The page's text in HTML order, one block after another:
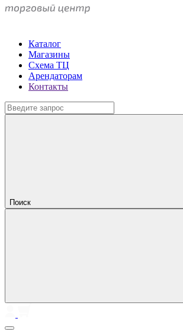
Каталог
Магазины
Схема ТЦ
Арендаторам
Контакты
Поиск